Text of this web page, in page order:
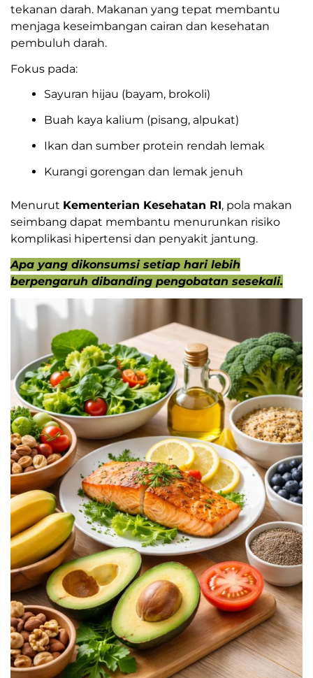
tekanan darah. Makanan yang tepat membantu
menjaga keseimbangan cairan dan kesehatan
pembuluh darah.
Fokus pada:
Sayuran hijau (bayam, brokoli)
Buah kaya kalium (pisang, alpukat)
Ikan dan sumber protein rendah lemak
Kurangi gorengan dan lemak jenuh
Menurut Kementerian Kesehatan RI, pola makan
seimbang dapat membantu menurunkan risiko
komplikasi hipertensi dan penyakit jantung.
Apa yang dikonsumsi setiap hari lebih
berpengaruh dibanding pengobatan sesekali.